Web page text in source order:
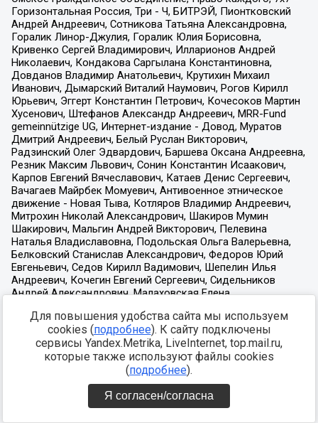
Для повышения удобства сайта мы используем
cookies (подробнее). К сайту подключены
сервисы Yandex.Metrika, LiveInternet, top.mail.ru,
которые также используют файлы cookies
(подробнее).
Я согласен/согласна